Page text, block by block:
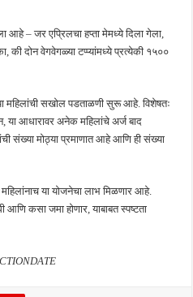
आहे – जर एप्रिलचा हप्ता मेमध्ये दिला गेला,
की दोन वेगवेगळ्या टप्प्यांमध्ये प्रत्येकी १५००
महिलांची सखोल पडताळणी सुरू आहे. विशेषतः
या आधारावर अनेक महिलांचे अर्ज बाद
संख्या मोठ्या प्रमाणात आहे आणि ही संख्या
या योजनेचा लाभ मिळणार आहे.
कसा जमा होणार, याबाबत स्पष्टता